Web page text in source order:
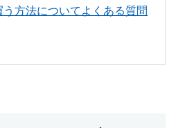
方法についてよくある質問